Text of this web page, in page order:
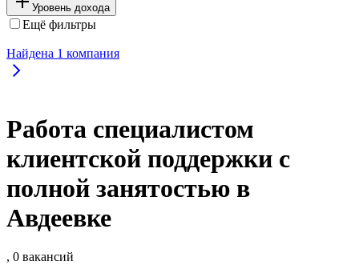
Уровень дохода
Ещё фильтры
Найдена 1 компания
Работа специалистом
клиентской поддержки с
полной занятостью в
Авдеевке
, 0 вакансий